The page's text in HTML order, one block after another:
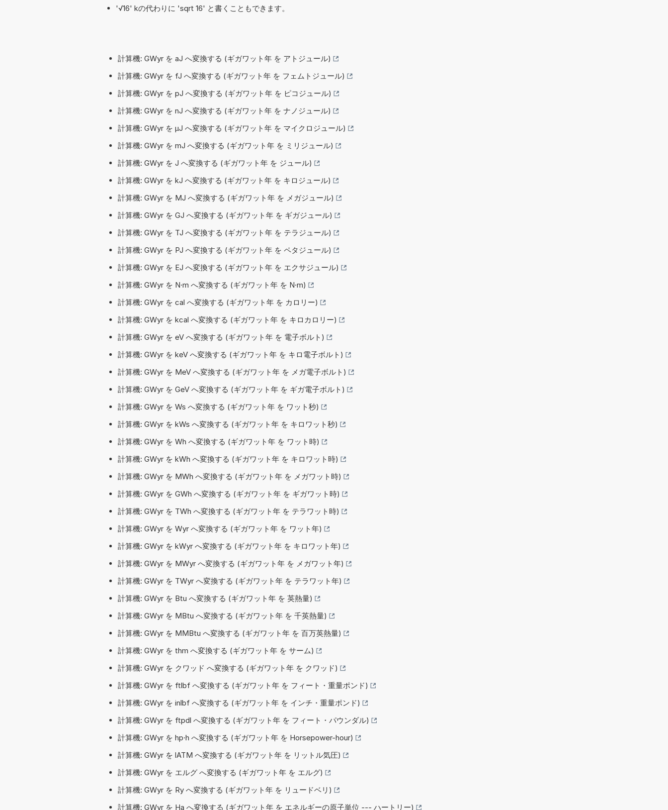
'√16' kの代わりに 'sqrt 16' と書くこともできます。
計算機: GWyr を aJ へ変換する (ギガワット年 を アトジュール)
計算機: GWyr を fJ へ変換する (ギガワット年 を フェムトジュール)
計算機: GWyr を pJ へ変換する (ギガワット年 を ピコジュール)
計算機: GWyr を nJ へ変換する (ギガワット年 を ナノジュール)
計算機: GWyr を µJ へ変換する (ギガワット年 を マイクロジュール)
計算機: GWyr を mJ へ変換する (ギガワット年 を ミリジュール)
計算機: GWyr を J へ変換する (ギガワット年 を ジュール)
計算機: GWyr を kJ へ変換する (ギガワット年 を キロジュール)
計算機: GWyr を MJ へ変換する (ギガワット年 を メガジュール)
計算機: GWyr を GJ へ変換する (ギガワット年 を ギガジュール)
計算機: GWyr を TJ へ変換する (ギガワット年 を テラジュール)
計算機: GWyr を PJ へ変換する (ギガワット年 を ペタジュール)
計算機: GWyr を EJ へ変換する (ギガワット年 を エクサジュール)
計算機: GWyr を N·m へ変換する (ギガワット年 を N·m)
計算機: GWyr を cal へ変換する (ギガワット年 を カロリー)
計算機: GWyr を kcal へ変換する (ギガワット年 を キロカロリー)
計算機: GWyr を eV へ変換する (ギガワット年 を 電子ボルト)
計算機: GWyr を keV へ変換する (ギガワット年 を キロ電子ボルト)
計算機: GWyr を MeV へ変換する (ギガワット年 を メガ電子ボルト)
計算機: GWyr を GeV へ変換する (ギガワット年 を ギガ電子ボルト)
計算機: GWyr を Ws へ変換する (ギガワット年 を ワット秒)
計算機: GWyr を kWs へ変換する (ギガワット年 を キロワット秒)
計算機: GWyr を Wh へ変換する (ギガワット年 を ワット時)
計算機: GWyr を kWh へ変換する (ギガワット年 を キロワット時)
計算機: GWyr を MWh へ変換する (ギガワット年 を メガワット時)
計算機: GWyr を GWh へ変換する (ギガワット年 を ギガワット時)
計算機: GWyr を TWh へ変換する (ギガワット年 を テラワット時)
計算機: GWyr を Wyr へ変換する (ギガワット年 を ワット年)
計算機: GWyr を kWyr へ変換する (ギガワット年 を キロワット年)
計算機: GWyr を MWyr へ変換する (ギガワット年 を メガワット年)
計算機: GWyr を TWyr へ変換する (ギガワット年 を テラワット年)
計算機: GWyr を Btu へ変換する (ギガワット年 を 英熱量)
計算機: GWyr を MBtu へ変換する (ギガワット年 を 千英熱量)
計算機: GWyr を MMBtu へ変換する (ギガワット年 を 百万英熱量)
計算機: GWyr を thm へ変換する (ギガワット年 を サーム)
計算機: GWyr を クワッド へ変換する (ギガワット年 を クワッド)
計算機: GWyr を ftlbf へ変換する (ギガワット年 を フィート・重量ポンド)
計算機: GWyr を inlbf へ変換する (ギガワット年 を インチ・重量ポンド)
計算機: GWyr を ftpdl へ変換する (ギガワット年 を フィート・パウンダル)
計算機: GWyr を hp·h へ変換する (ギガワット年 を Horsepower-hour)
計算機: GWyr を lATM へ変換する (ギガワット年 を リットル気圧)
計算機: GWyr を エルグ へ変換する (ギガワット年 を エルグ)
計算機: GWyr を Ry へ変換する (ギガワット年 を リュードベリ)
計算機: GWyr を Ha へ変換する (ギガワット年 を エネルギーの原子単位 --- ハートリー)